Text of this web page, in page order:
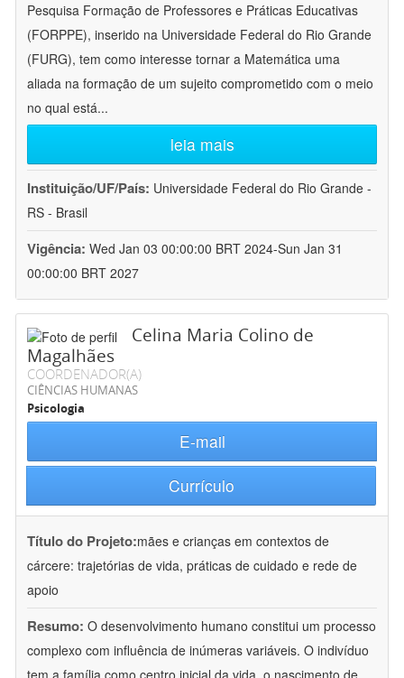
Pesquisa Formação de Professores e Práticas Educativas
(FORPPE), inserido na Universidade Federal do Rio Grande
(FURG), tem como interesse tornar a Matemática uma
aliada na formação de um sujeito comprometido com o meio
no qual está...
leia mais
Instituição/UF/País: Universidade Federal do Rio Grande -
RS - Brasil
Vigência: Wed Jan 03 00:00:00 BRT 2024-Sun Jan 31
00:00:00 BRT 2027
Celina Maria Colino de
Magalhães
COORDENADOR(A)
CIÊNCIAS HUMANAS
Psicologia
E-mail
Currículo
Título do Projeto:mães e crianças em contextos de
cárcere: trajetórias de vida, práticas de cuidado e rede de
apoio
Resumo: O desenvolvimento humano constitui um processo
complexo com influência de inúmeras variáveis. O indivíduo